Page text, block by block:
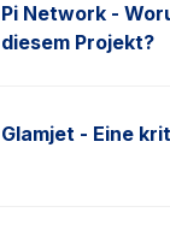
Pi Network -
diesem Projekt?
Glamjet - Eine